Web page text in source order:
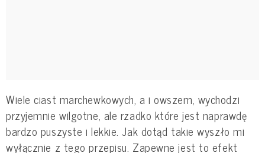
Wiele ciast marchewkowych, a i owszem, wychodzi
przyjemnie wilgotne, ale rzadko które jest naprawdę
bardzo puszyste i lekkie. Jak dotąd takie wyszło mi
wyłącznie z tego przepisu. Zapewne jest to efekt